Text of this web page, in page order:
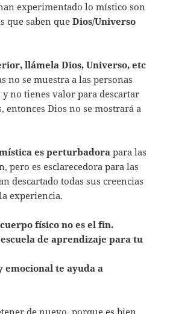
experimentado lo místico son
que saben queDios/Universo
llámela Dios, Universo, etc
no se muestra a las personas
y no tienes valor para descartar
entonces Dios no se mostrará a
es perturbadora para las
pero es esclarecedora para las
descartado todas sus creencias
experiencia.
físico no es el fin.
de aprendizaje para tu
emocional te ayuda a